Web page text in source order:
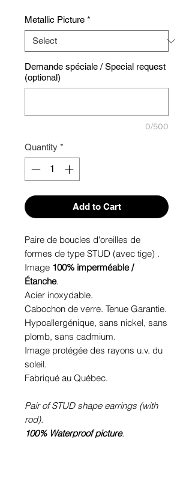
Metallic Picture *
Demande spéciale / Special request
(optional)
0/500
Quantity *
Add to Cart
Paire de boucles d'oreilles de
formes de type STUD (avec tige) .
Image 100% imperméable /
Étanche.
Acier inoxydable.
Cabochon de verre. Tenue Garantie.
Hypoallergénique, sans nickel, sans
plomb, sans cadmium.
Image protégée des rayons u.v. du
soleil.
Fabriqué au Québec.
Pair of STUD shape earrings (with
rod).
100% Waterproof picture.